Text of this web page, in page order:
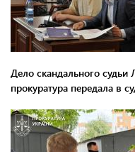
Дело скандального
прокуратура передала в